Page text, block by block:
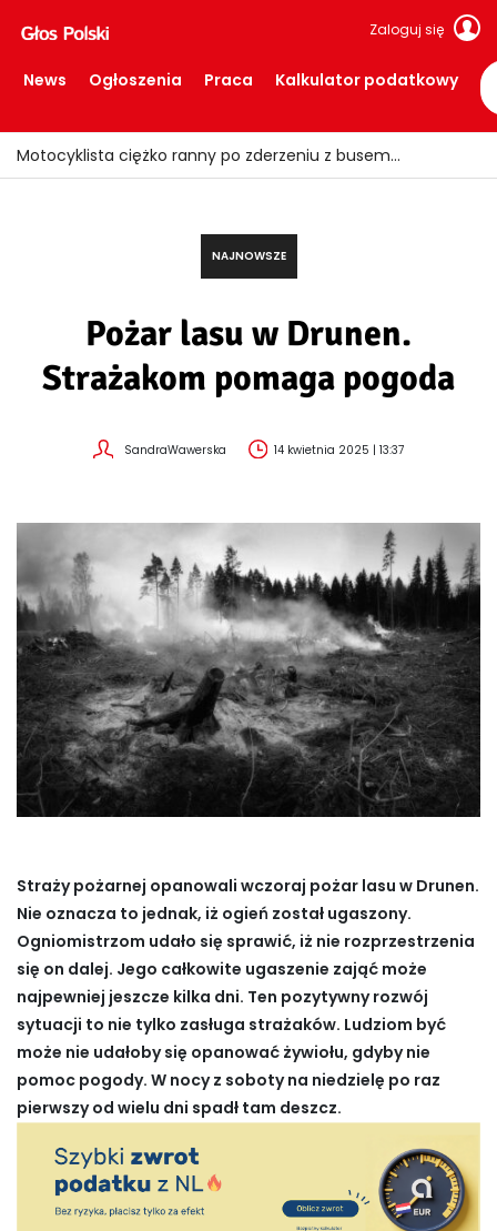
Zaloguj się
News Ogłoszenia Praca Kalkulator podatkowy
Ile trzeba zarabiać, aby spokojnie żyć w Holandii?
NAJNOWSZE
Pożar lasu w Drunen.
Strażakom pomaga pogoda
SandraWawerska 14 kwietnia 2025 | 13:37
Straży pożarnej opanowali wczoraj pożar lasu w Drunen.
Nie oznacza to jednak, iż ogień został ugaszony.
Ogniomistrzom udało się sprawić, iż nie rozprzestrzenia
się on dalej. Jego całkowite ugaszenie zająć może
najpewniej jeszcze kilka dni. Ten pozytywny rozwój
sytuacji to nie tylko zasługa strażaków. Ludziom być
może nie udałoby się opanować żywiołu, gdyby nie
pomoc pogody. W nocy z soboty na niedzielę po raz
pierwszy od wielu dni spadł tam deszcz.